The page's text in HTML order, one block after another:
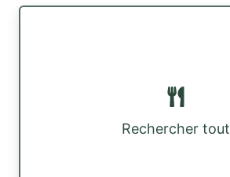
Rechercher tout